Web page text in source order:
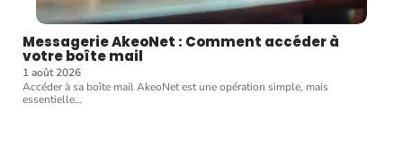
Messagerie AkeoNet : Comment accéder à
votre boîte mail
1 août 2026
Accéder à sa boîte mail AkeoNet est une opération simple, mais
essentielle…